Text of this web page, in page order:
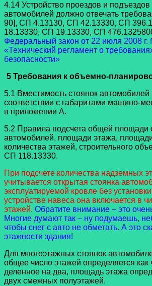
4.14 Устройство проездов и подъездов
автомобилей должно отвечать
90], СП 4.13130, СП 42.13330, СП
18.13330, СП 19.13330, СП
Федеральный закон от 22 июля 2008
«Технический регламент о
безопасности»
5 Требования к объемно-
5.1 Вместимость стоянок автомобилей
соответствии с габаритами машино-
в приложении А.
5.2 Правила подсчета общей площади
автомобилей, площади этажа, площади
количества этажей, строительного
СП 118.13330.
При подсчете количества надземных
учитывается открытая стоянка
эксплуатируемой кровле без
устройстве навеса она включается в
этажей. Обратите внимание – это
Многие думают так – ну подумаешь,
чтобы снег с авто не обметать. А это
этажности здания!
Для многоэтажных стоянок
общее число этажей определяется как
деленное на два, площадь этажа
двух смежных полуэтажей.